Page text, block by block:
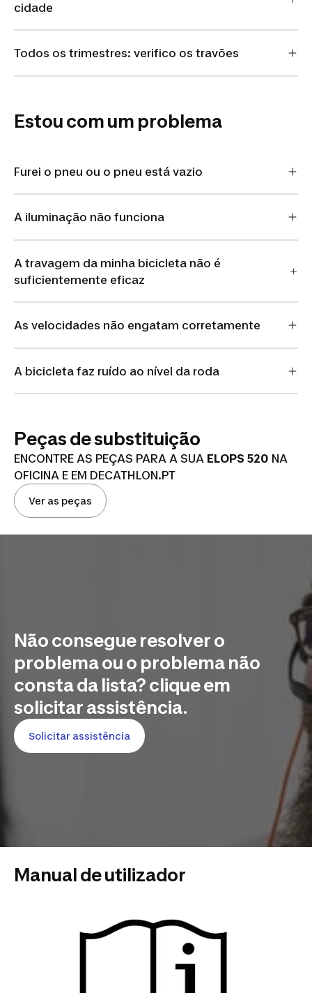
cidade
Todos os trimestres: verifico os travões
Estou com um problema
Furei o pneu ou o pneu está vazio
A iluminação não funciona
A travagem da minha bicicleta não é
suficientemente eficaz
As velocidades não engatam corretamente
A bicicleta faz ruído ao nível da roda
Peças de substituição
ENCONTRE AS PEÇAS PARA A SUA ELOPS 520 NA
OFICINA E EM DECATHLON.PT
Ver as peças
Não consegue resolver o
problema ou o problema não
consta da lista? clique em
solicitar assistência.
Solicitar assistência
Manual de utilizador